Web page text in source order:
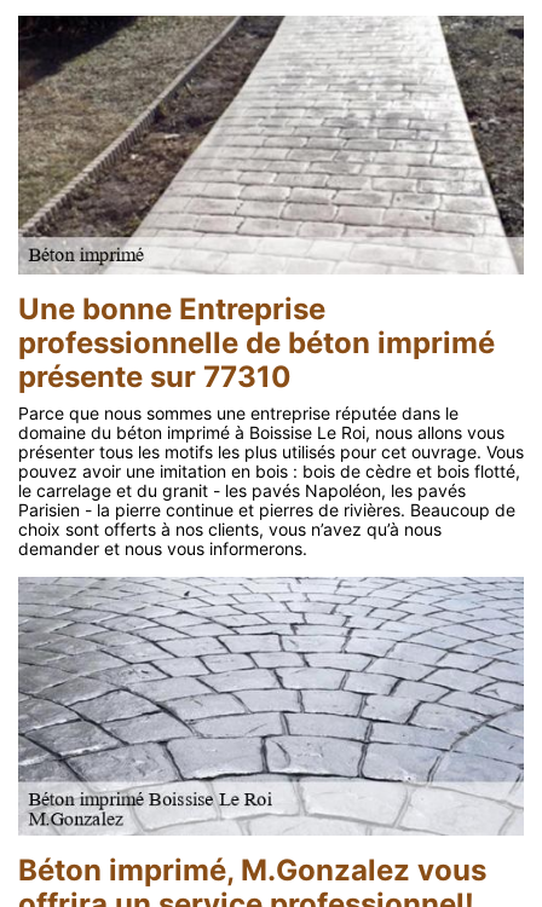
Une bonne Entreprise
professionnelle de béton imprimé
présente sur 77310
Parce que nous sommes une entreprise réputée dans le
domaine du béton imprimé à Boissise Le Roi, nous allons vous
présenter tous les motifs les plus utilisés pour cet ouvrage. Vous
pouvez avoir une imitation en bois : bois de cèdre et bois flotté,
le carrelage et du granit - les pavés Napoléon, les pavés
Parisien - la pierre continue et pierres de rivières. Beaucoup de
choix sont offerts à nos clients, vous n’avez qu’à nous
demander et nous vous informerons.
Béton imprimé, M.Gonzalez vous